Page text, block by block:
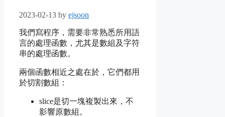
2023-02-13 by ejsoon
我們寫程序，需要非常熟悉所用語
言的處理函數，尤其是數組及字符
串的處理函數。
兩個函數相近之處在於，它們都用
於切割數組：
slice是切一塊複製出來，不
影響原數組。